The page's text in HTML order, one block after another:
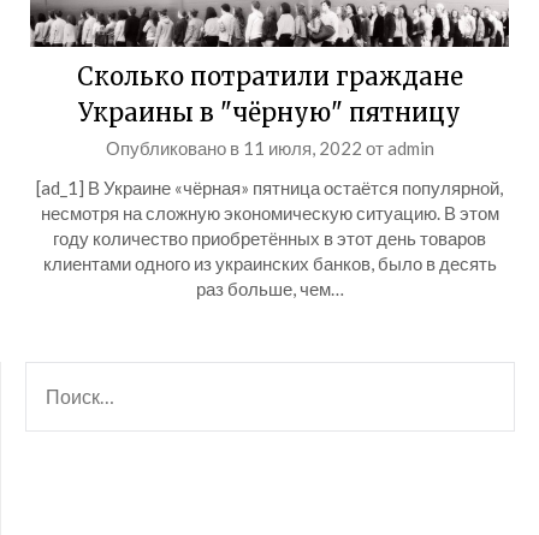
Сколько потратили граждане
Украины в "чёрную" пятницу
Опубликовано в 11 июля, 2022 отadmin
[ad_1] В Украине «чёрная» пятница остаётся популярной,
несмотря на сложную экономическую ситуацию. В этом
году количество приобретённых в этот день товаров
клиентами одного из украинских банков, было в десять
раз больше, чем…